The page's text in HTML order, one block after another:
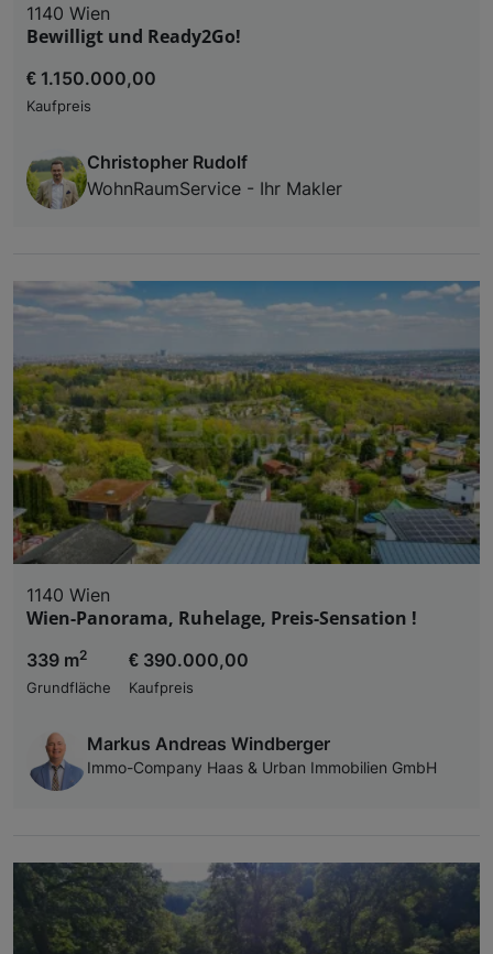
1140 Wien
Bewilligt und Ready2Go!
€ 1.150.000,00
Kaufpreis
Christopher Rudolf
WohnRaumService - Ihr Makler
1140 Wien
Wien-Panorama, Ruhelage, Preis-Sensation !
339 m2
Grundfläche
€ 390.000,00
Kaufpreis
Markus Andreas Windberger
Immo-Company Haas & Urban Immobilien GmbH